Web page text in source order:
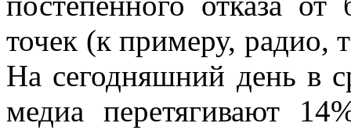
точек (к примеру, радио,
На сегодняшний день в
медиа перетягивают